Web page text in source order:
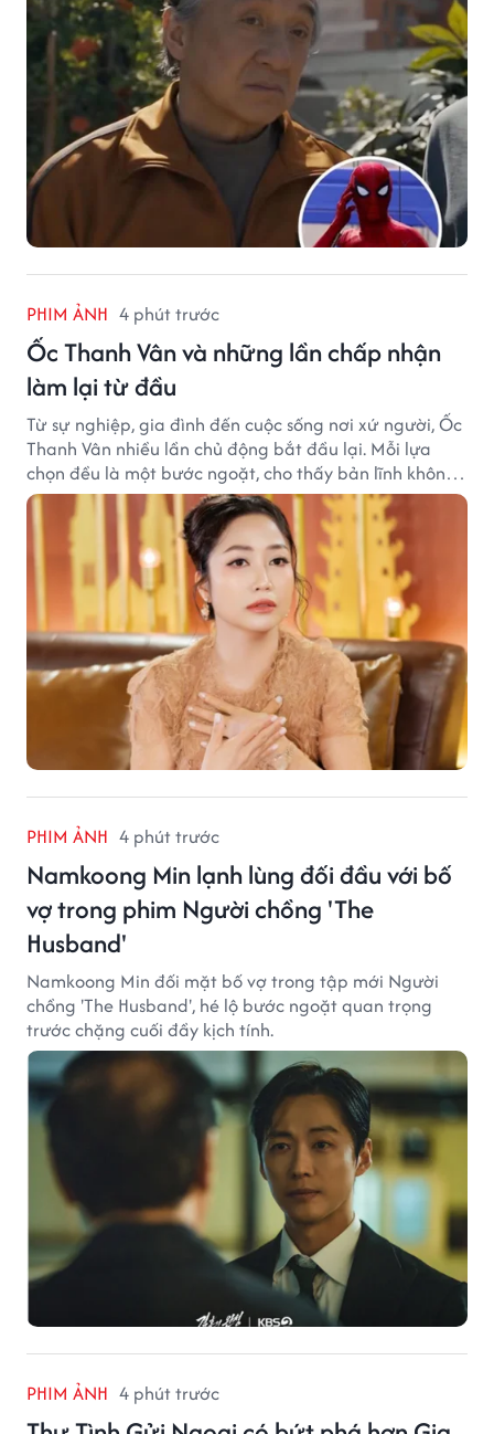
PHIM ẢNH 4 phút trước
Ốc Thanh Vân và những lần chấp nhận
làm lại từ đầu
Từ sự nghiệp, gia đình đến cuộc sống nơi xứ người, Ốc
Thanh Vân nhiều lần chủ động bắt đầu lại. Mỗi lựa
chọn đều là một bước ngoặt, cho thấy bản lĩnh không
ngại thay đổi của nữ nghệ sĩ.
PHIM ẢNH 4 phút trước
Namkoong Min lạnh lùng đối đầu với bố
vợ trong phim Người chồng 'The
Husband'
Namkoong Min đối mặt bố vợ trong tập mới Người
chồng 'The Husband', hé lộ bước ngoặt quan trọng
trước chặng cuối đầy kịch tính.
PHIM ẢNH 4 phút trước